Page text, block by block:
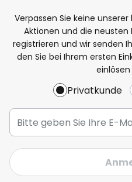
Verpassen Sie keine
Aktionen und die
registrieren und wir senden
den Sie bei Ihrem ersten
Privatkunde